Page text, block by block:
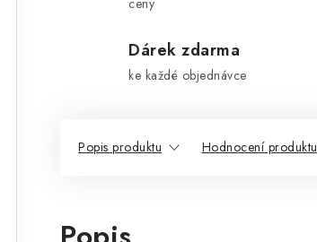
ceny
Dárek zdarma
ke každé objednávce
Popis produktu Hodnocení produktu